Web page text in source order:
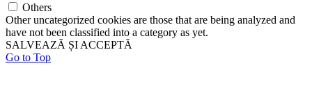
Others
Other uncategorized cookies are those that are being analyzed and
have not been classified into a category as yet.
SALVEAZĂ ȘI ACCEPTĂ
Go to Top